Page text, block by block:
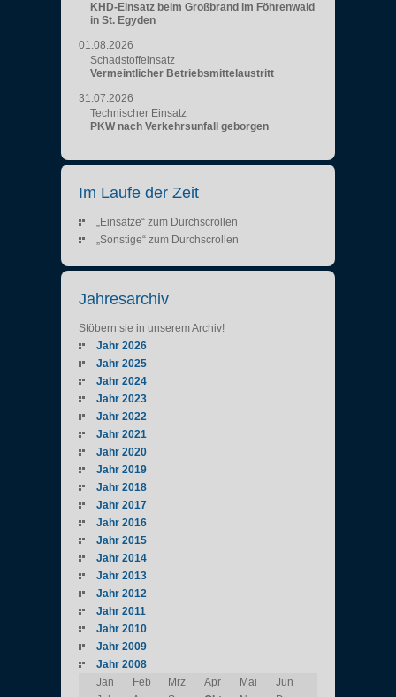
KHD-Einsatz beim Großbrand im Föhrenwald
in St. Egyden
01.08.2026
Schadstoffeinsatz
Vermeintlicher Betriebsmittelaustritt
31.07.2026
Technischer Einsatz
PKW nach Verkehrsunfall geborgen
Im Laufe der Zeit
„Einsätze“ zum Durchscrollen
„Sonstige“ zum Durchscrollen
Jahresarchiv
Stöbern sie in unserem Archiv!
Jahr 2026
Jahr 2025
Jahr 2024
Jahr 2023
Jahr 2022
Jahr 2021
Jahr 2020
Jahr 2019
Jahr 2018
Jahr 2017
Jahr 2016
Jahr 2015
Jahr 2014
Jahr 2013
Jahr 2012
Jahr 2011
Jahr 2010
Jahr 2009
Jahr 2008
Jan
Feb Mrz Apr Mai
Jun